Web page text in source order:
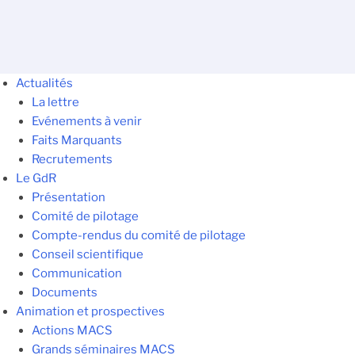
Actualités
La lettre
Evénements à venir
Faits Marquants
Recrutements
Le GdR
Présentation
Comité de pilotage
Compte-rendus du comité de pilotage
Conseil scientifique
Communication
Documents
Animation et prospectives
Actions MACS
Grands séminaires MACS